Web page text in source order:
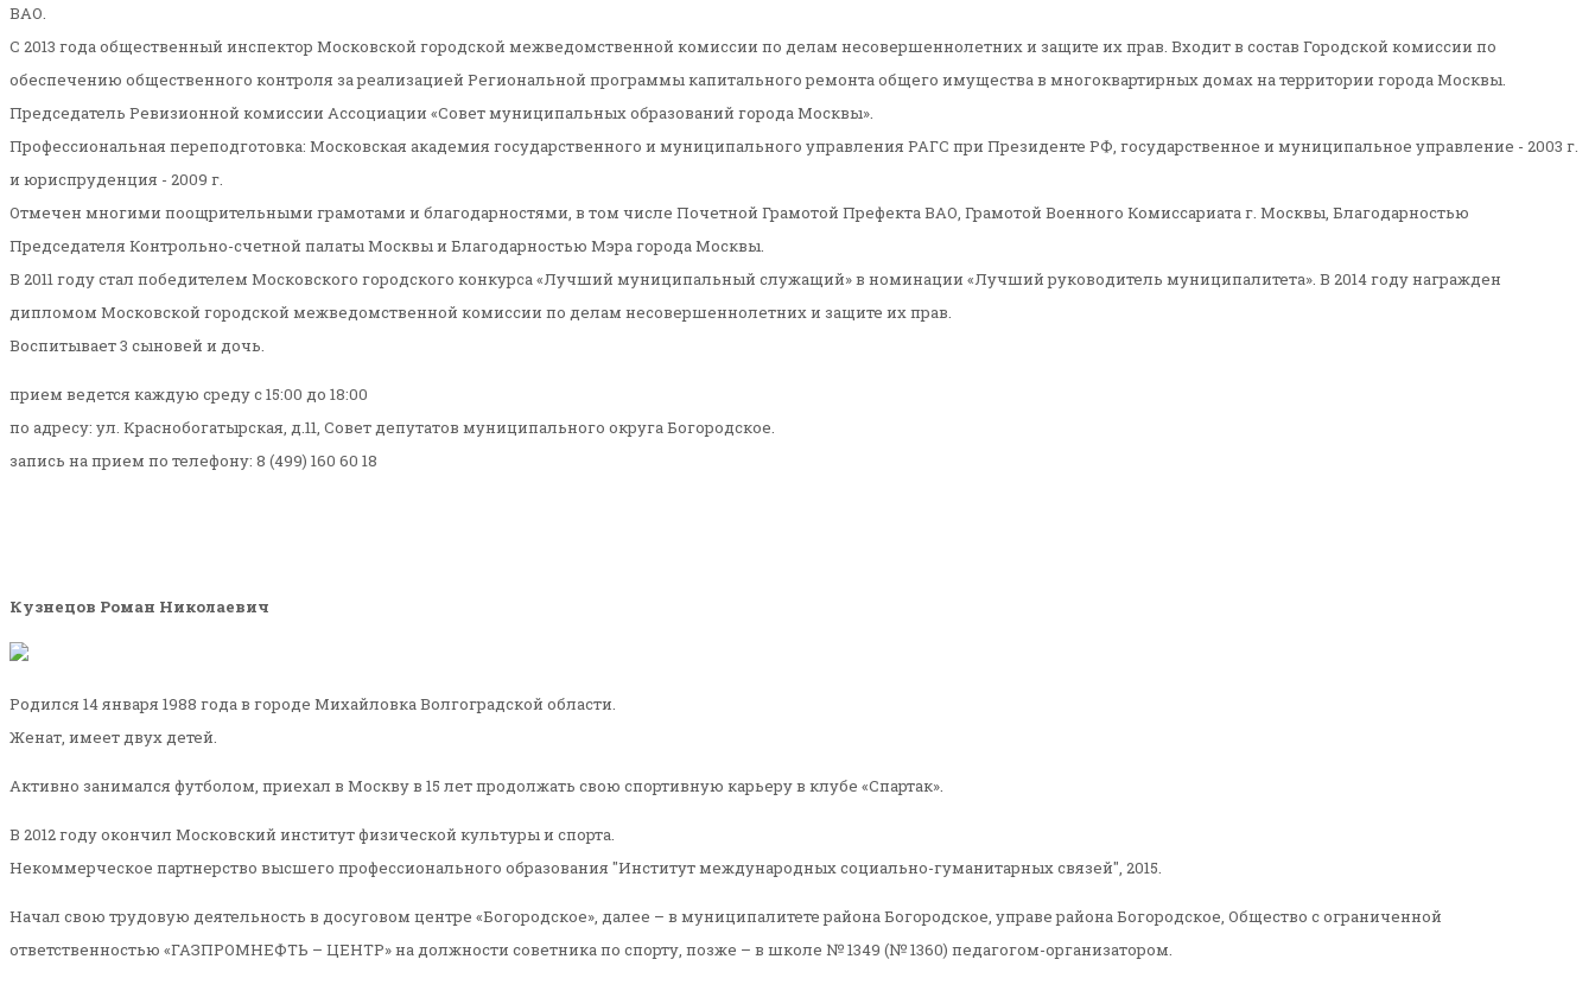
ВАО.
С 2013 года общественный инспектор Московской городской межведомственной комиссии по делам несовершеннолетних и защите их прав. Входит в состав Городской комиссии по
обеспечению общественного контроля за реализацией Региональной программы капитального ремонта общего имущества в многоквартирных домах на территории города Москвы.
Председатель Ревизионной комиссии Ассоциации «Совет муниципальных образований города Москвы».
Профессиональная переподготовка: Московская академия государственного и муниципального управления РАГС при Президенте РФ, государственное и муниципальное управление - 2003 г.
и юриспруденция - 2009 г.
Отмечен многими поощрительными грамотами и благодарностями, в том числе Почетной Грамотой Префекта ВАО, Грамотой Военного Комиссариата г. Москвы, Благодарностью
Председателя Контрольно-счетной палаты Москвы и Благодарностью Мэра города Москвы.
В 2011 году стал победителем Московского городского конкурса «Лучший муниципальный служащий» в номинации «Лучший руководитель муниципалитета». В 2014 году награжден
дипломом Московской городской межведомственной комиссии по делам несовершеннолетних и защите их прав.
Воспитывает 3 сыновей и дочь.
прием ведется каждую среду с 15:00 до 18:00
по адресу: ул. Краснобогатырская, д.11, Совет депутатов муниципального округа Богородское.
запись на прием по телефону: 8 (499) 160 60 18
Кузнецов Роман Николаевич
Родился 14 января 1988 года в городе Михайловка Волгоградской области.
Женат, имеет двух детей.
Активно занимался футболом, приехал в Москву в 15 лет продолжать свою спортивную карьеру в клубе «Спартак».
В 2012 году окончил Московский институт физической культуры и спорта.
Некоммерческое партнерство высшего профессионального образования "Институт международных социально-гуманитарных связей", 2015.
Начал свою трудовую деятельность в досуговом центре «Богородское», далее – в муниципалитете района Богородское, управе района Богородское, Общество с ограниченной
ответственностью «ГАЗПРОМНЕФТЬ – ЦЕНТР» на должности советника по спорту, позже – в школе № 1349 (№ 1360) педагогом-организатором.